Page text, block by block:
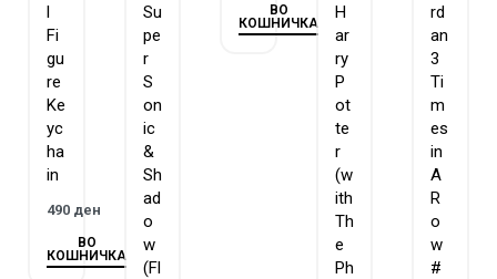
l
Fi
gu
re
Ke
yc
ha
in
490 ден
ВО
КОШНИЧКА
Su
pe
r
S
on
ic
&
Sh
ad
o
w
(Fl
ВО
КОШНИЧКА
H
ar
ry
P
ot
te
r
(w
ith
Th
e
Ph
rd
an
3
Ti
m
es
in
A
R
o
w
#